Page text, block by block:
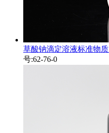
草酸钠滴定溶液标准物质
号:62-76-0